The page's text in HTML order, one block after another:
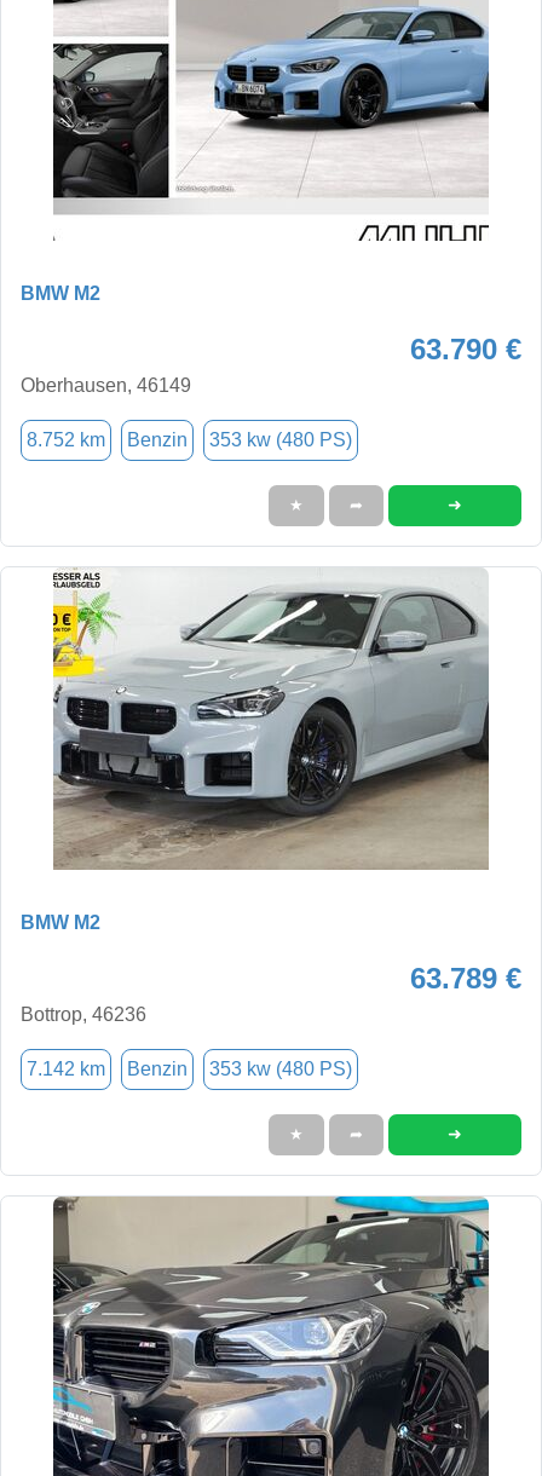
BMW M2
63.790 €
Oberhausen, 46149
8.752 km Benzin 353 kw (480 PS)
★ ➦ ➜
BMW M2
63.789 €
Bottrop, 46236
7.142 km Benzin 353 kw (480 PS)
★ ➦ ➜